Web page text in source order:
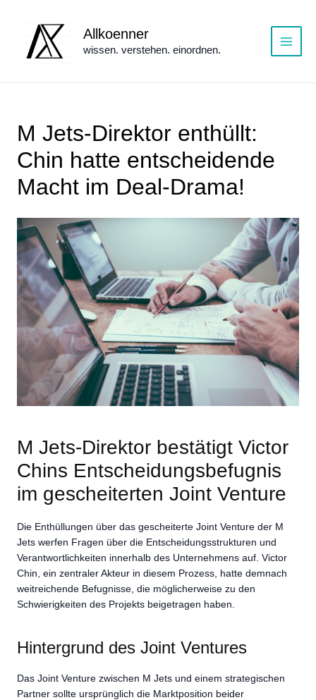
springen
Allkoenner
wissen. verstehen. einordnen.
Main
M Jets-Direktor enthüllt:
Chin hatte entscheidende
Macht im Deal-Drama!
M Jets-Direktor bestätigt Victor
Chins Entscheidungsbefugnis
im gescheiterten Joint Venture
Die Enthüllungen über das gescheiterte Joint Venture der M
Jets werfen Fragen über die Entscheidungsstrukturen und
Verantwortlichkeiten innerhalb des Unternehmens auf. Victor
Chin, ein zentraler Akteur in diesem Prozess, hatte demnach
weitreichende Befugnisse, die möglicherweise zu den
Schwierigkeiten des Projekts beigetragen haben.
Hintergrund des Joint Ventures
Das Joint Venture zwischen M Jets und einem strategischen
Partner sollte ursprünglich die Marktposition beider